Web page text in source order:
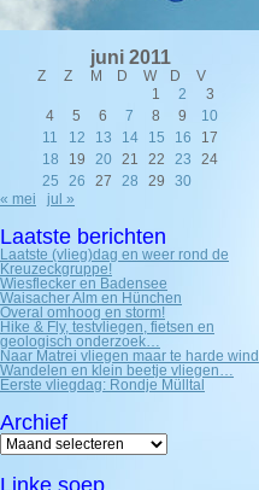
juni 2011
Z Z M D W D
V
1
2
3
4
5 6 7 8 9
10
11
12 13 14 15 16
17
18
19 20 21 22 23
24
25
26 27 28 29
30
« mei
jul »
Laatste berichten
Laatste (vlieg)dag en weer rond de
Kreuzeckgruppe!
Wiesflecker en Badensee
Waisacher Alm en Hünchen
Overal omhoog en storm!
Hike & Fly, testvliegen, fietsen en
geologisch onderzoek…
Naar Matrei vliegen maar te harde wind
Wandelen en klein beetje vliegen…
Eerste vliegdag: Rondje Mülltal
Archief
Archief
Linke soep